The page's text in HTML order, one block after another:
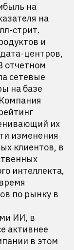
на
на
стрит.
и
центров,
отчетном
сетевые
на базе
их
изменения
клиентов, в
интеллекта,
по рынку в
ИИ, в
активнее
в этом